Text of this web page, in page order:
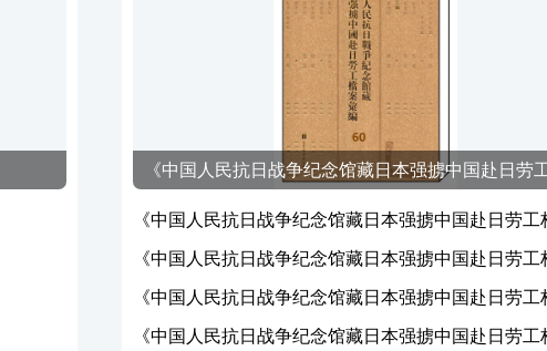
《中国人民抗日战争纪念馆藏日本强掳中国赴日劳
汇编》60
《中国人民抗日战争纪念馆藏日本强掳中国赴日劳工
编》60
《中国人民抗日战争纪念馆藏日本强掳中国赴日劳工
编》59
《中国人民抗日战争纪念馆藏日本强掳中国赴日劳工
编》58
《中国人民抗日战争纪念馆藏日本强掳中国赴日劳工